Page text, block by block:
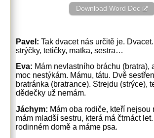
Download Word Doc
Pavel:Tak dvacet nás určitě je.
strýčky, tetičky, matka, sestra…
Eva: Mám nevlastního bráchu (bratra),
moc nestýkám. Mámu, tátu. Dvě
bratránka (bratrance). Strejdu (strýce),
dědečky už nemám.
Jáchym: Mám oba rodiče, kteří nejsou
mám mladší sestru, která má čtrnáct
rodinném domě a máme psa.